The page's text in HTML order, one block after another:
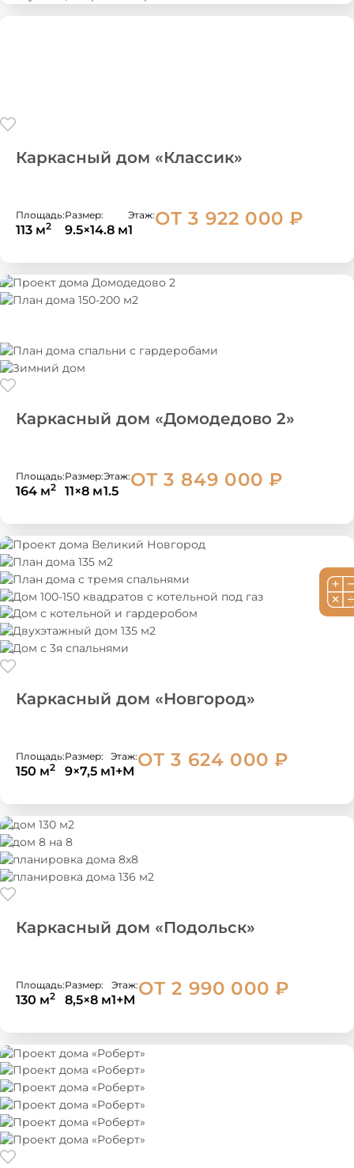
Каркасный дом «Классик»
Площадь:
113 м2
Размер:
9.5×14.8 м
Этаж:
1
ОТ 3 922 000 ₽
Каркасный дом «Домодедово 2»
Площадь:
164 м2
Размер:
11×8 м
Этаж:
1.5
ОТ 3 849 000 ₽
Каркасный дом «Новгород»
Площадь:
150 м2
Размер:
9×7,5 м
Этаж:
1+М
ОТ 3 624 000 ₽
Каркасный дом «Подольск»
Площадь:
130 м2
Размер:
8,5×8 м
Этаж:
1+М
ОТ 2 990 000 ₽